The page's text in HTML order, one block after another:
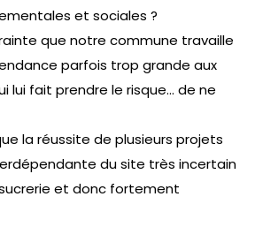
et sociales ?
que notre commune travaille
parfois trop grande aux
lui fait prendre le risque… de ne
la réussite de plusieurs projets
du site très incertain
et donc fortement